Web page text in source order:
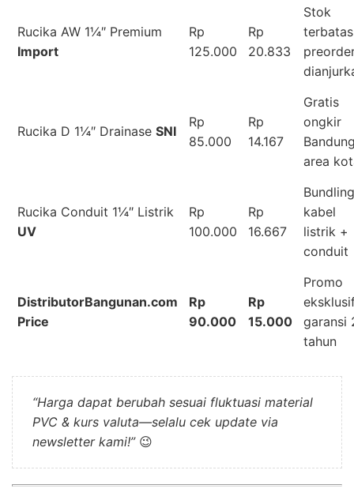
Rucika AW 1¼″ Premium
Import
Rp
125.000
Rp
20.833
Stok
Rucika D 1¼″ Drainase SNI
Rp
85.000
Rp
14.167
Gratis
ongkir
area
Rucika Conduit 1¼″ Listrik
UV
Rp
100.000
Rp
16.667
Bundling
kabel
listrik +
conduit
DistributorBangunan.com
Price
Rp
90.000
Rp
15.000
Promo
garansi
tahun
“Harga dapat berubah sesuai fluktuasi material
PVC & kurs valuta—selalu cek update via
newsletter kami!”😉